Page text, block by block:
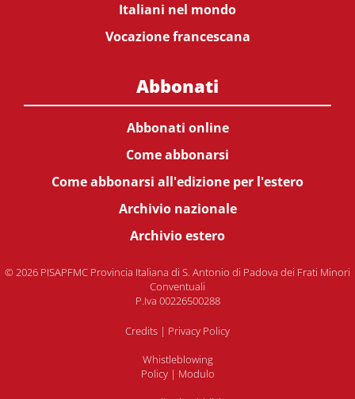
Italiani nel mondo
Vocazione francescana
Abbonati
Abbonati online
Come abbonarsi
Come abbonarsi all'edizione per l'estero
Archivio nazionale
Archivio estero
© 2026 PISAPFMC Provincia Italiana di S. Antonio di Padova dei Frati Minori
Conventuali
P.Iva 00226500288
Credits | Privacy Policy
Whistleblowing
Policy| Modulo